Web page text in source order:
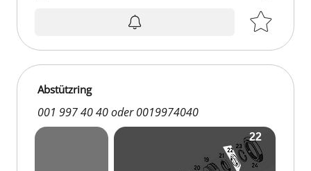
Abstützring
001 997 40 40 oder 0019974040